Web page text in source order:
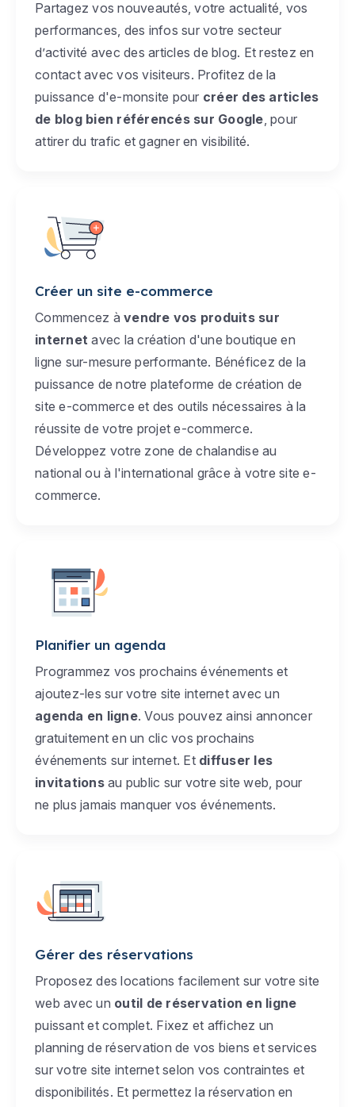
Partagez vos nouveautés, votre actualité, vos
performances, des infos sur votre secteur
d’activité avec des articles de blog. Et restez en
contact avec vos visiteurs. Profitez de la
puissance d'e-monsite pour créer des articles
de blog bien référencés sur Google , pour
attirer du trafic et gagner en visibilité.
Créer un site e-commerce
Commencez à vendre vos produits sur
internet avec la création d'une boutique en
ligne sur-mesure performante. Bénéficez de la
puissance de notre plateforme de création de
site e-commerce et des outils nécessaires à la
réussite de votre projet e-commerce.
Développez votre zone de chalandise au
national ou à l'international grâce à votre site e-
commerce.
Planifier un agenda
Programmez vos prochains événements et
ajoutez-les sur votre site internet avec un
agenda en ligne. Vous pouvez ainsi annoncer
gratuitement en un clic vos prochains
événements sur internet. Et diffuser les
invitationsau public sur votre site web, pour
ne plus jamais manquer vos événements.
Gérer des réservations
Proposez des locations facilement sur votre site
web avec un outil de réservation en ligne
puissant et complet. Fixez et affichez un
planning de réservation de vos biens et services
sur votre site internet selon vos contraintes et
disponibilités. Et permettez la réservation en